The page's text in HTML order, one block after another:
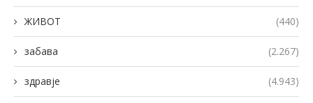
ЖИВОТ (440)
забава (2.267)
здравје (4.943)